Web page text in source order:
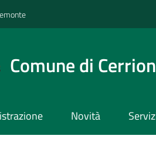
Comune di
Novità